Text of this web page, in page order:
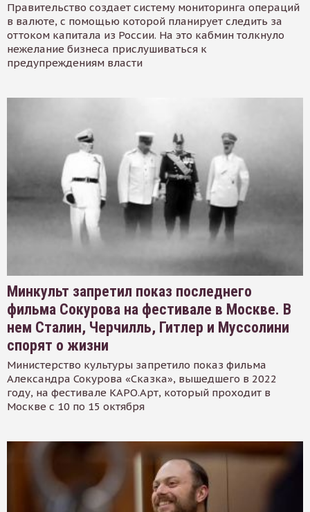
Правительство создает систему мониторинга операций
в валюте, с помощью которой планирует следить за
оттоком капитала из России. На это кабмин толкнуло
нежелание бизнеса прислушиваться к
предупреждениям власти
Минкульт запретил показ последнего
фильма Сокурова на фестивале в Москве. В
нем Сталин, Черчилль, Гитлер и Муссолини
спорят о жизни
Министерство культуры запретило показ фильма
Александра Сокурова «Сказка», вышедшего в 2022
году, на фестивале КАРО.Арт, который проходит в
Москве с 10 по 15 октября